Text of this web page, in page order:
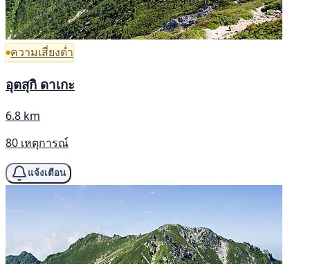
ความเสี่ยงต่ำ
อุตสุกิ ดาเกะ
6.8 km
80 เหตุการณ์
แจ้งเตือน